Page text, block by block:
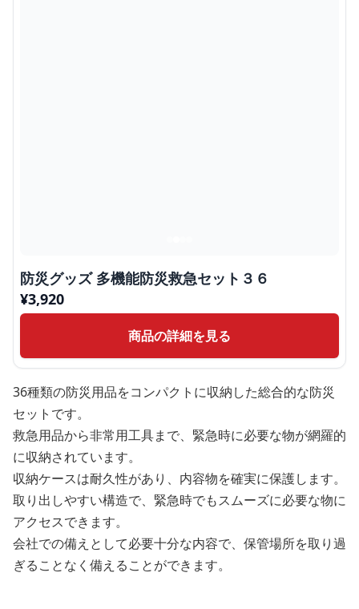
防災グッズ 多機能防災救急セット３６
¥3,920
商品の詳細を見る
36種類の防災用品をコンパクトに収納した総合的な防災
セットです。
救急用品から非常用工具まで、緊急時に必要な物が網羅的
に収納されています。
収納ケースは耐久性があり、内容物を確実に保護します。
取り出しやすい構造で、緊急時でもスムーズに必要な物に
アクセスできます。
会社での備えとして必要十分な内容で、保管場所を取り過
ぎることなく備えることができます。